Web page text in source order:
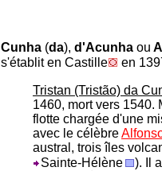
Cunha (da), d'Acunha ou
s'établit en Castille
en
Tristan (Tristão) da
1460, mort vers 1540.
flotte chargée d'une
avec le célèbre
austral, trois îles
Sainte-Hélène
). Il